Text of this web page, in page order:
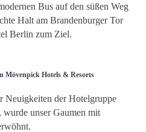
Bus auf den süßen Weg
Halt am Brandenburger Tor
Berlin zum Ziel.
Mövenpick Hotels & Resorts
Neuigkeiten der Hotelgruppe
unser Gaumen mit